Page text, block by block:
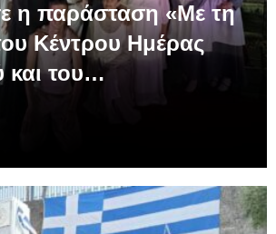
η παράσταση «Με τη
Κέντρου Ημέρας
και του…